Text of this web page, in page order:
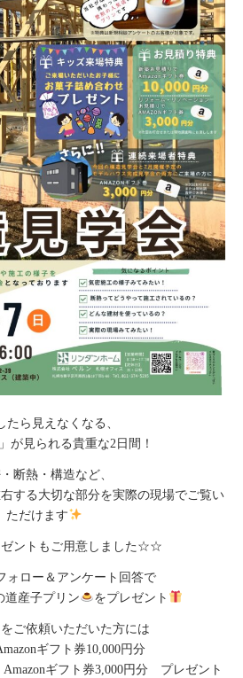
たら見えなくなる、
が見られる貴重な2日間！
断熱・構造など、
する大切な部分を実際の現場でご覧い
ただけます
ントもご用意しました☆☆
ォロー＆アンケート回答で
道産子プリン
をプレゼント
ご依頼いただいた方には
ギフト券10,000円分
Amazonギフト券3,000円分 プレゼント